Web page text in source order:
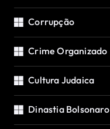
Corrupção
Crime Organizado
Cultura Judaica
Dinastia Bolsonaro